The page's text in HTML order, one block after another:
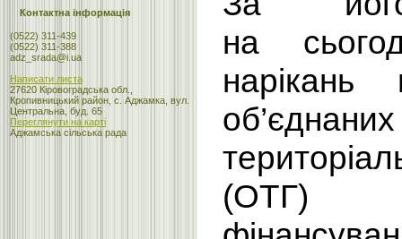
Контактна інформація
(0522) 311-439
(0522) 311-388
adz_srada@i.ua
Написати листа
27620 Кіровоградська обл.,
Кропивницький район, с. Аджамка, вул.
Центральна, буд. 65
Переглянути на карті
Аджамська сільська рада
на
нарікань
об’єднаних
(ОТГ)